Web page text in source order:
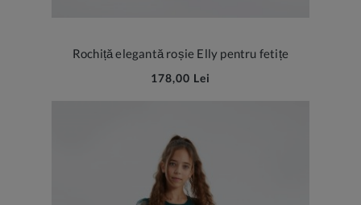
Rochiță elegantă roșie Elly pentru fetițe
178,00 Lei